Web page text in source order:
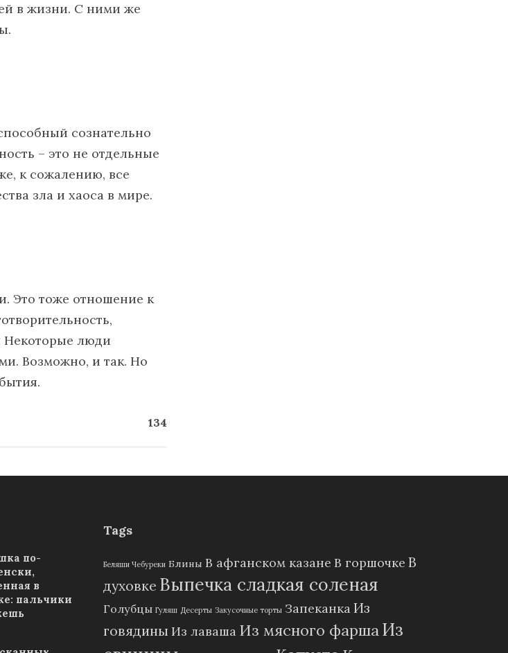
в жизни. С ними же
сознательно
– это не отдельные
к сожалению, все
зла и хаоса в мире.
Это тоже отношение к
Некоторые люди
Возможно, и так. Но
134
по-
в
пальчики
Tags
Беляши Чебуреки Блины В афганском казане В горшочке В
духовке Выпечка сладкая соленая
Голубцы Гуляш Десерты Закусочные торты ЗапеканкаИз
говядины Из лаваша Из мясного фаршаИз